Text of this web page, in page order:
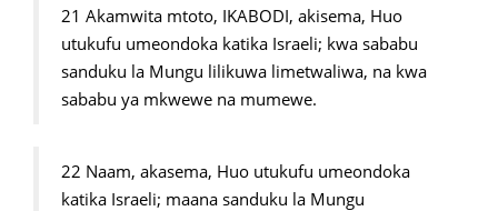
21 Akamwita mtoto, IKABODI, akisema, Huo
utukufu umeondoka katika Israeli; kwa sababu
sanduku la Mungu lilikuwa limetwaliwa, na kwa
sababu ya mkwewe na mumewe.
22 Naam, akasema, Huo utukufu umeondoka
katika Israeli; maana sanduku la Mungu